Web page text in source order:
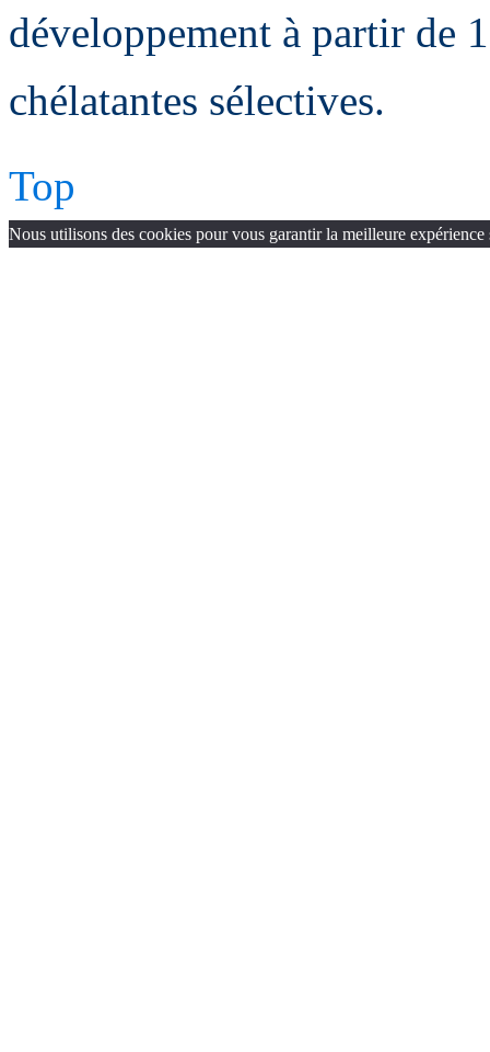
développement à partir de
chélatantes sélectives.
Top
Nous utilisons des cookies pour vous garantir la meilleure expérience